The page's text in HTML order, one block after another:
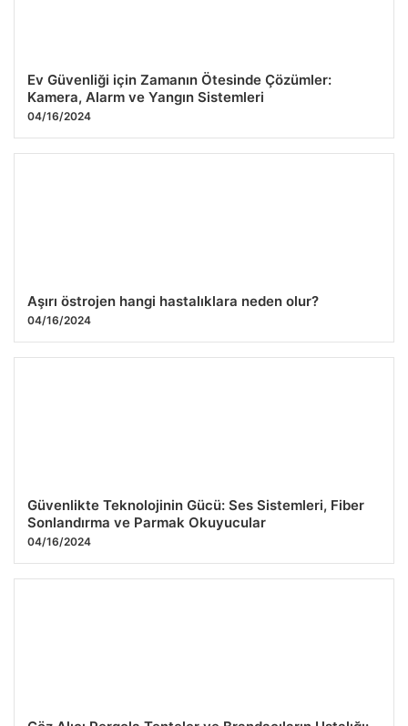
Ev Güvenliği için Zamanın Ötesinde Çözümler:
Kamera, Alarm ve Yangın Sistemleri
04/16/2024
Aşırı östrojen hangi hastalıklara neden olur?
04/16/2024
Güvenlikte Teknolojinin Gücü: Ses Sistemleri, Fiber
Sonlandırma ve Parmak Okuyucular
04/16/2024